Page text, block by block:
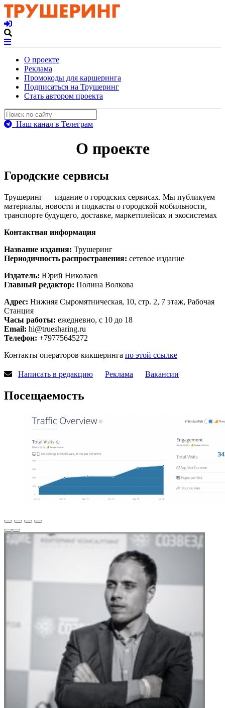
О проекте
Реклама
Промокоды для каршеринга
Подписаться на Трушеринг
Стать автором проекта
Наш канал в Телеграм
О проекте
Городские сервисы
Трушеринг — издание о городских сервисах. Мы публикуем
материалы, новости и подкасты о городской мобильности,
транспорте будущего, доставке, маркетплейсах и экосистемах
Контактная информация
Название издания: Трушеринг
Периодичность распространения: сетевое издание
Издатель: Юрий Николаев
Главный редактор: Полина Волкова
Адрес: Нижняя Сыромятническая, 10, стр. 2, 7 этаж, Рабочая
Станция
Часы работы: ежедневно, с 10 до 18
Email: hi@truesharing.ru
Телефон: +79775645272
Контакты операторов кикшеринга по этой ссылке
Написать в редакцию Реклама Вакансии
Посещаемость